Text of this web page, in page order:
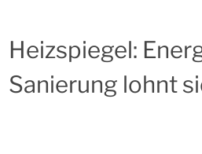
Heizspiegel:
Sanierung lohnt